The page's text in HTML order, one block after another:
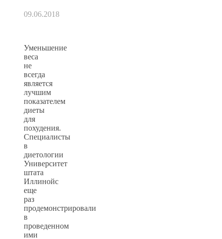
09.06.2018
Уменьшение
веса
не
всегда
является
лучшим
показателем
диеты
для
похудения.
Специалисты
в
диетологии
Университет
штата
Иллинойс
еще
раз
продемонстрировали
в
проведенном
ими